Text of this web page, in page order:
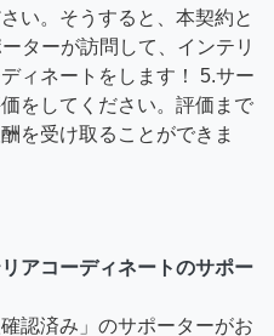
い。そうすると、本契約と
ターが訪問して、インテリ
ィネートをします！ 5.サー
をしてください。評価まで
を受け取ることができま
アコーディネートのサポー
認済み」のサポーターがお